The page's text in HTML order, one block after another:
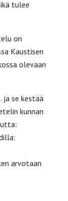
tulee
on
Kaustisen
olevaan
ja se kestää
kunnan
arvotaan